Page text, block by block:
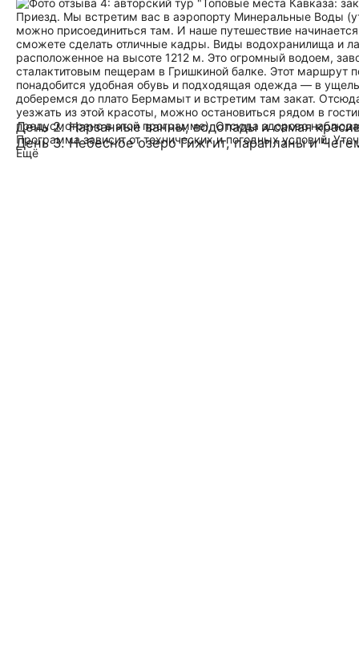
Приезд. Мы встретим вас в аэропорту Минеральные Воды
можно присоединиться там. И наше путешествие
сможете сделать отличные кадры. Виды водохранилища и
расположенное на высоте 1212 м. Это огромный водоем,
сталактитовым пещерам в Гришкиной балке. Этот маршрут
понадобится удобная обувь и подходящая одежда — в
доберемся до плато Бермамыт и встретим там закат.
уезжать из этой красоты, можно остановиться рядом в
предусмотрено в этой программе). Отсюда здорово
Программа зависит от технических и погодных условий.
Ещё
День 2. Нарзанные ванны, водопады и самая
День 3. Небесное озеро Гижгит, парапланы и